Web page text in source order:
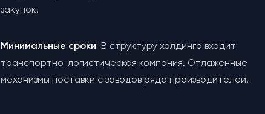
закупок.
Минимальные сроки В структуру холдинга входит
транспортно-логистическая компания. Отлаженные
механизмы поставки с заводов ряда производителей.